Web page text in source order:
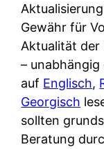
Gewähr für
Aktualität
–
auf Englisch,
Georgisch
sollten
Beratung